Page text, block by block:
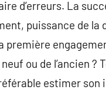
d’erreurs. La
puissance de
ou de l’ancien ?
estimer